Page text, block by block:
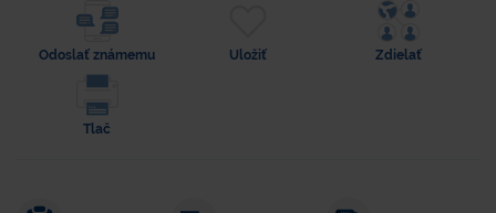
Odoslať známemu Uložiť Zdielať
Tlač